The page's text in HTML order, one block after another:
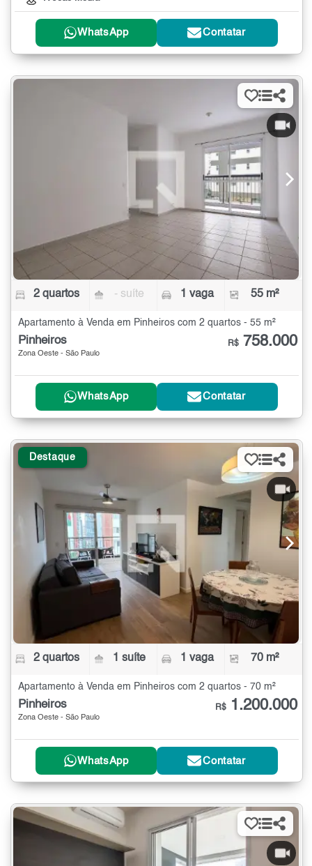
WhatsApp Contatar
2 quartos - suíte 1 vaga 55 m²
Apartamento à Venda em Pinheiros com 2 quartos - 55 m²
Pinheiros
Zona Oeste - São Paulo
R$ 758.000
WhatsApp Contatar
Destaque
2 quartos 1 suíte 1 vaga 70 m²
Apartamento à Venda em Pinheiros com 2 quartos - 70 m²
Pinheiros
Zona Oeste - São Paulo
R$ 1.200.000
WhatsApp Contatar